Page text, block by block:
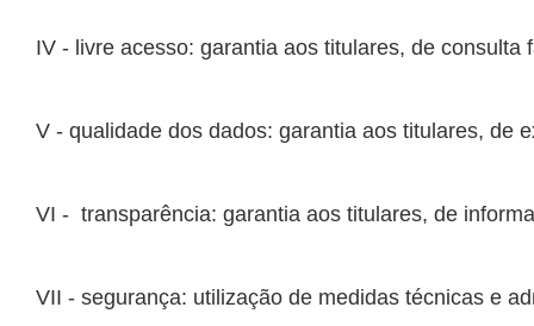
V - qualidade dos dados: garantia aos titulares, de